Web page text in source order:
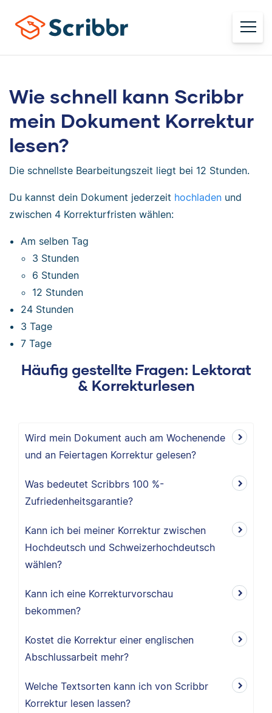
Wie schnell kann Scribbr
mein Dokument Korrektur
lesen?
Die schnellste Bearbeitungszeit liegt bei 12 Stunden.
Du kannst dein Dokument jederzeit hochladen und
zwischen 4 Korrekturfristen wählen:
Am selben Tag
3 Stunden
6 Stunden
12 Stunden
24 Stunden
3 Tage
7 Tage
Häufig gestellte Fragen: Lektorat
& Korrekturlesen
Wird mein Dokument auch am Wochenende
und an Feiertagen Korrektur gelesen?
Was bedeutet Scribbrs 100 %-
Zufriedenheitsgarantie?
Kann ich bei meiner Korrektur zwischen
Hochdeutsch und Schweizerhochdeutsch
wählen?
Kann ich eine Korrekturvorschau
bekommen?
Kostet die Korrektur einer englischen
Abschlussarbeit mehr?
Welche Textsorten kann ich von Scribbr
Korrektur lesen lassen?